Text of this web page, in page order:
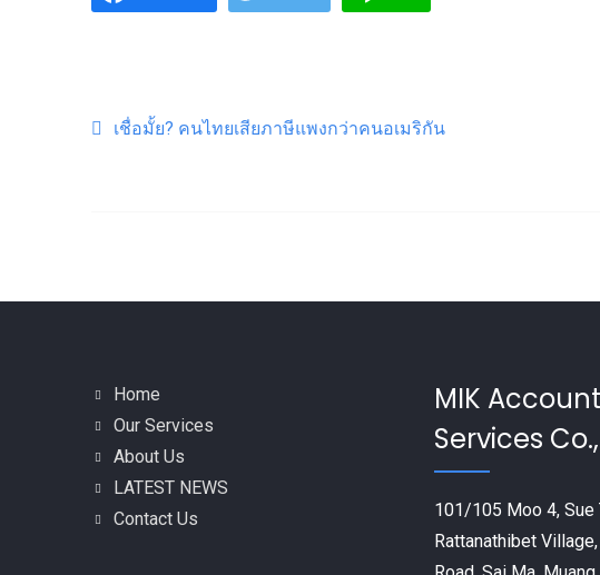
Post navigation
เชื่อมั้ย? คนไทยเสียภาษีแพงกว่าคนอเมริกัน
Home
Our Services
About Us
LATEST NEWS
Contact Us
MIK
Services
101/105 Moo 4, Sue
Rattanathibet